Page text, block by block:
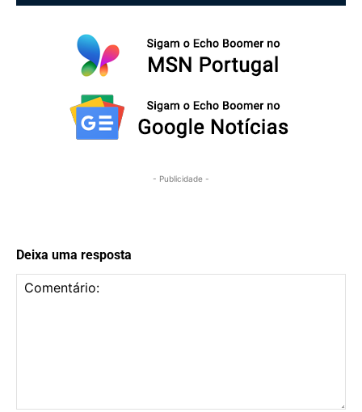
- Publicidade -
Deixa uma resposta